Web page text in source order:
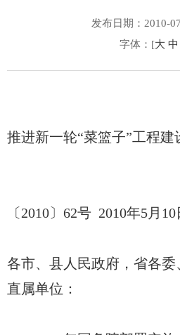
发布日期：2010-
字体：[大 中
省政府办
推进新一轮“菜篮子”工程建
苏政
〔2010〕62号 2010年5月10
各市、县人民政府，省各
直属单位：